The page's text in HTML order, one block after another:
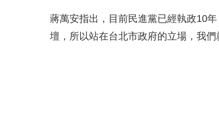
蔣萬安指出，目前民進黨已經執政10
壇，所以站在台北市政府的立場，我